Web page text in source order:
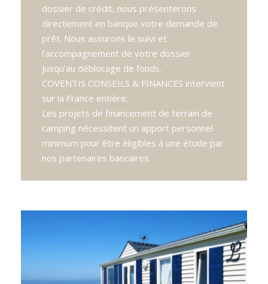
dossier de crédit, nous présenterons
directement en banque votre demande de
prêt. Nous assurons le suivi et
l’accompagnement de votre dossier
jusqu’au déblocage de fonds.
COVENTIS CONSEILS & FINANCES intervient
sur la France entière.
Les projets de financement de terrain de
camping nécessitent un apport personnel
minimum pour être éligibles à une étude par
nos partenaires bancaires.